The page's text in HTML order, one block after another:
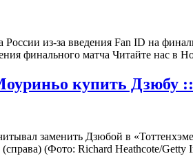
из-за введения Fan ID на
финального матча Читайте нас в
купить
заменить Дзюбой в
(Фото: Richard Heathcote/Getty